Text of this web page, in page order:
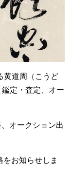
黄道周（こうど
定・査定、オー
オークション出
お知らせしま